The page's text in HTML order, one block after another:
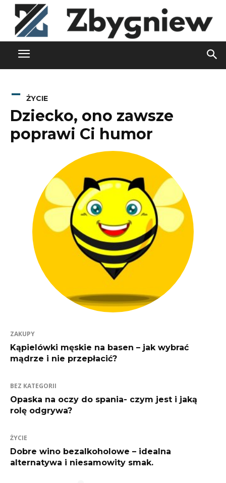
ŻYCIE
Dziecko, ono zawsze
poprawi Ci humor
ZAKUPY
Kąpielówki męskie na basen – jak wybrać
mądrze i nie przepłacić?
BEZ KATEGORII
Opaska na oczy do spania- czym jest i jaką
rolę odgrywa?
ŻYCIE
Dobre wino bezalkoholowe – idealna
alternatywa i niesamowity smak.